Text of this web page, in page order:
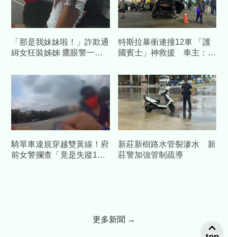
「那是我妹妹啦！」詐欺通
緝女狂裝姊姊 鷹眼警一句
特斯拉暴衝連撞12車 「護
國賓士」神救援 車主：幸
騎單車違規穿越雙黃線！府
前女警攔查「竟是失蹤1年
新莊新樹路水管裂滲水 新
莊警加強管制疏導
更多新聞 →